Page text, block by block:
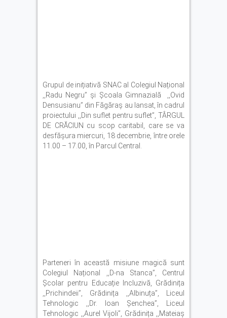
Grupul de inițiativă SNAC al Colegiul Național
,,Radu Negru” și Școala Gimnazială ,,Ovid
Densusianu” din Făgăraș au lansat, în cadrul
proiectului ,,Din suflet pentru suflet”, TÂRGUL
DE CRĂCIUN cu scop caritabil, care se va
desfășura miercuri, 18 decembrie, între orele
11.00 – 17.00, în Parcul Central.
Parteneri în această misiune magică sunt
Colegiul Național ,,D-na Stanca”, Centrul
Școlar pentru Educație Incluzivă, Grădinița
,,Prichindeii”, Grădinița ,,Albinuța”, Liceul
Tehnologic ,,Dr. Ioan Șenchea”, Liceul
Tehnologic ,,Aurel Vijoli”, Grădinița ,,Mateiaș